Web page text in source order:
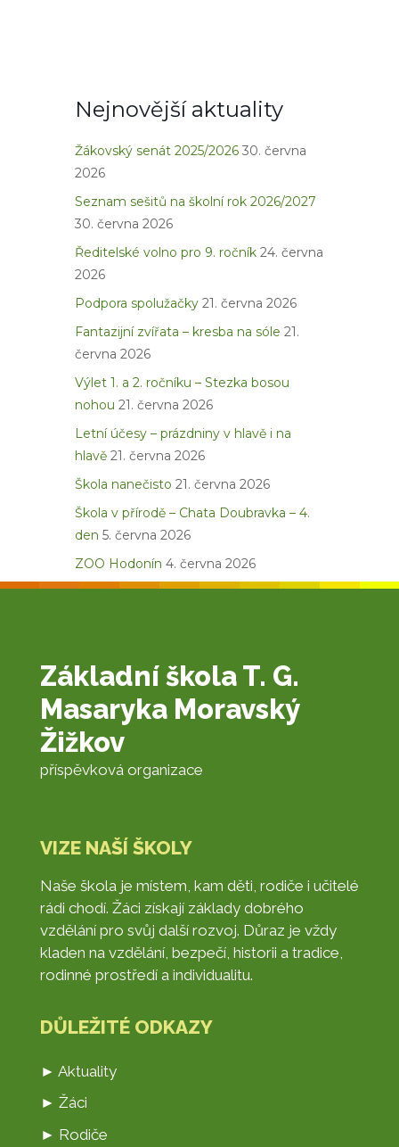
Nejnovější aktuality
Žákovský senát 2025/2026 30. června
2026
Seznam sešitů na školní rok 2026/2027
30. června 2026
Ředitelské volno pro 9. ročník 24. června
2026
Podpora spolužačky 21. června 2026
Fantazijní zvířata – kresba na sóle 21.
června 2026
Výlet 1. a 2. ročníku – Stezka bosou
nohou 21. června 2026
Letní účesy – prázdniny v hlavě i na
hlavě 21. června 2026
Škola nanečisto 21. června 2026
Škola v přírodě – Chata Doubravka – 4.
den 5. června 2026
ZOO Hodonín 4. června 2026
Základní škola T. G.
Masaryka Moravský
Žižkov
příspěvková organizace
VIZE NAŠÍ ŠKOLY
Naše škola je místem, kam děti, rodiče i učitelé
rádi chodí. Žáci získají základy dobrého
vzdělání pro svůj další rozvoj. Důraz je vždy
kladen na vzdělání, bezpečí, historii a tradice,
rodinné prostředí a individualitu.
DŮLEŽITÉ ODKAZY
► Aktuality
► Žáci
► Rodiče